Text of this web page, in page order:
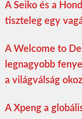
A Seiko és a
tiszteleg egy
A Welcome to
legnagyobb
a világválság
A Xpeng a